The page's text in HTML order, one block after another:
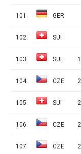
101. GER
102. SUI
103. SUI
104. CZE
105. SUI
106. CZE
107. CZE